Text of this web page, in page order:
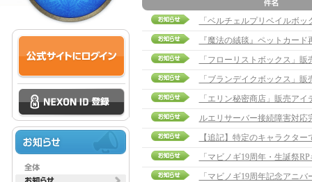
「ベルチェルプリベイルボ
『魔法の絨毯』ペットカー
「フローリストボックス」
「ブランデイクボックス」
「エリン秘密商店」販売ア
ルエリサーバー接続障害対応
【追記】特定のキャラクタ
「マビノギ19周年・生誕祭
「マビノギ19周年記念アニ